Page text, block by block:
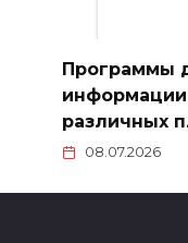
Программы
информации
различных
08.07.2026